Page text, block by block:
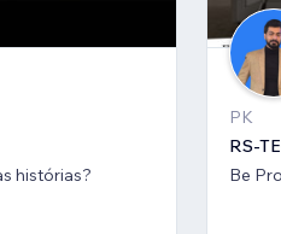
histórias?
PK
RS-
Be